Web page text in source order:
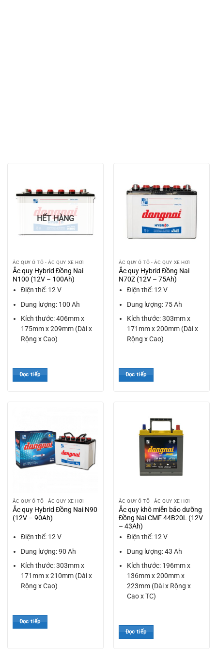
HẾT HÀNG
ẮC QUY Ô TÔ - ẮC QUY XE HƠI
Ắc quy Hybrid Đồng Nai
N100 (12V – 100Ah)
Điện thế: 12 V
Dung lượng: 100 Ah
Kích thước: 406mm x
175mm x 209mm (Dài x
Rộng x Cao)
Đọc tiếp
ẮC QUY Ô TÔ - ẮC QUY XE HƠI
Ắc quy Hybrid Đồng Nai
N70Z (12V – 75Ah)
Điện thế: 12 V
Dung lượng: 75 Ah
Kích thước: 303mm x
171mm x 200mm (Dài x
Rộng x Cao)
Đọc tiếp
ẮC QUY Ô TÔ - ẮC QUY XE HƠI
Ắc quy Hybrid Đồng Nai N90
(12V – 90Ah)
Điện thế: 12 V
Dung lượng: 90 Ah
Kích thước: 303mm x
171mm x 210mm (Dài x
Rộng x Cao)
Đọc tiếp
ẮC QUY Ô TÔ - ẮC QUY XE HƠI
Ắc quy khô miễn bảo dưỡng
Đồng Nai CMF 44B20L (12V
– 43Ah)
Điện thế: 12 V
Dung lượng: 43 Ah
Kích thước: 196mm x
136mm x 200mm x
223mm (Dài x Rộng x
Cao x TC)
Đọc tiếp